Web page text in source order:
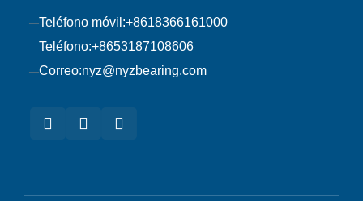
Teléfono móvil:+8618366161000
Teléfono:+8653187108606
Correo:nyz@nyzbearing.com